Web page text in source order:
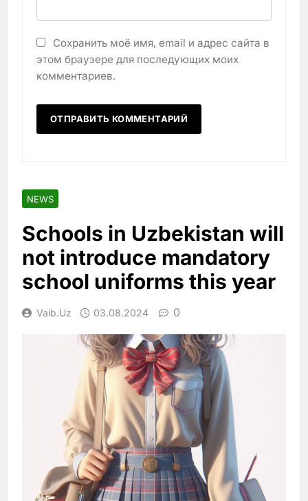
Сохранить моё имя, email и адрес сайта в
этом браузере для последующих моих
комментариев.
NEWS
Schools in Uzbekistan will
not introduce mandatory
school uniforms this year
Vaib.uz 03.08.2024 0